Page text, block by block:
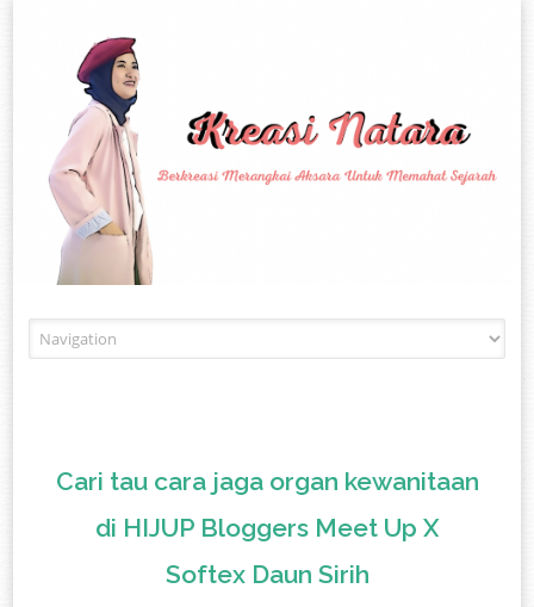
Cari tau cara jaga organ kewanitaan
di HIJUP Bloggers Meet Up X
Softex Daun Sirih